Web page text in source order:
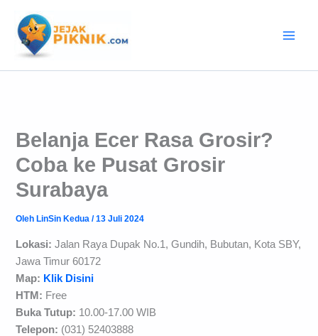
konten
Belanja Ecer Rasa Grosir?
Coba ke Pusat Grosir
Surabaya
Oleh LinSin Kedua/13 Juli 2024
Lokasi:Jalan Raya Dupak No.1, Gundih, Bubutan, Kota SBY,
Jawa Timur 60172
Map: Klik Disini
HTM: Free
Buka Tutup: 10.00-17.00 WIB
Telepon: (031) 52403888